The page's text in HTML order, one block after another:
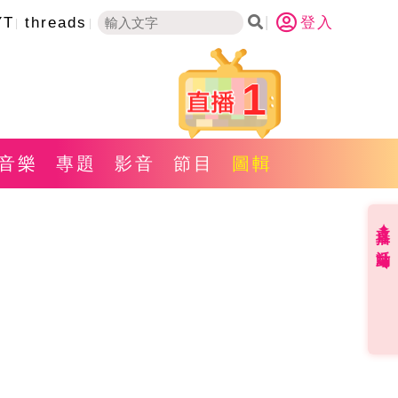
threads 登入
1
樂 專題 影音 節目 圖輯
直播✦活動